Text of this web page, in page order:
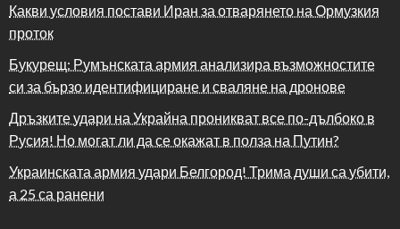
Какви условия постави Иран за отварянето на Ормузкия
проток
Букурещ: Румънската армия анализира възможностите
си за бързо идентифициране и сваляне на дронове
Дръзките удари на Украйна проникват все по-дълбоко в
Русия! Но могат ли да се окажат в полза на Путин?
Украинската армия удари Белгород! Трима души са убити,
а 25 са ранени